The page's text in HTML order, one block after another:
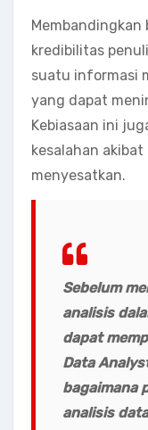
Membandingkan
kredibilitas
suatu informasi
yang dapat
Kebiasaan ini
kesalahan
menyesatkan.
Sebelum
analisis
dapat
Data
bagaimana
analisis